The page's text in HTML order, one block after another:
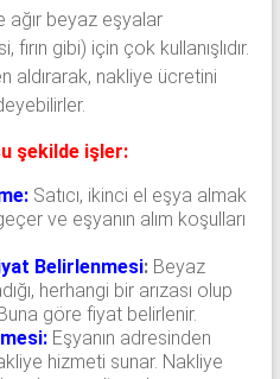
ağır beyaz eşyalar
gibi) için çok kullanışlıdır.
aldırarak, nakliye ücretini
şekilde işler:
Satıcı, ikinci el eşya almak
ve eşyanın alım koşulları
Belirlenmesi:Beyaz
herhangi bir arızası olup
göre fiyat belirlenir.
Eşyanın adresinden
hizmeti sunar. Nakliye